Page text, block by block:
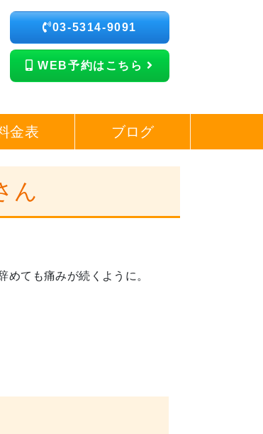
03-5314-9091
WEB予約はこちら
金表 ブログ
ん
ても痛みが続くように。